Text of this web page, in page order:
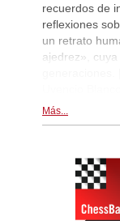
recuerdos de
reflexiones
un retrato
ajedrez»,
Más...